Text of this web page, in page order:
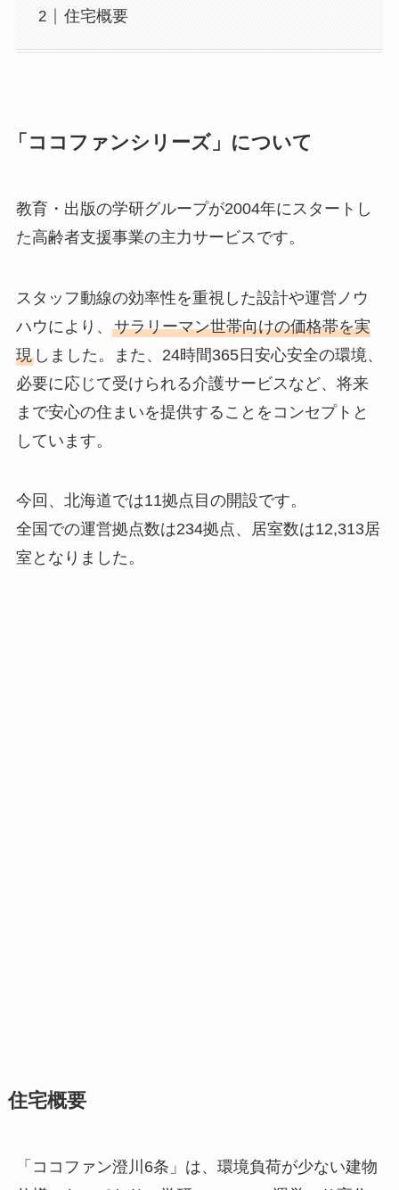
住宅概要
「ココファンシリーズ」について
教育・出版の学研グループが2004年にスタートし
た⾼齢者⽀援事業の主⼒サービスです。
スタッフ動線の効率性を重視した設計や運営ノウ
ハウにより、 サラリーマン世帯向けの価格帯を実
現しました。また、24時間365⽇安⼼安全の環境、
必要に応じて受けられる介護サービスなど、将来
まで安⼼の住まいを提供することをコンセプトと
しています。
今回、北海道では11拠点目の開設です。
全国での運営拠点数は234拠点、居室数は12,313居
室となりました。
住宅概要
「ココファン澄川6条」は、環境負荷が少ない建物